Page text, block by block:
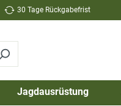
30 Tage Rückgabefrist
Jagdausrüstung